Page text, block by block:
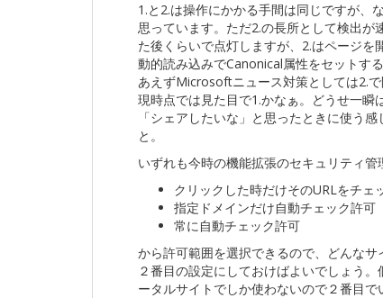
1.と2.は操作にかかる手間は同じですが、
思っています。ただ2.の長所として検出が
た後くらいで点灯しますが、2.はページ
動的読み込みでCanonical属性をセットす
あえずMicrosoftニュース対策としては2.
現時点では見た目で1.かなぁ。どうせ一
「シェアしたいな」と思ったときに使う
と。
いずれも今時の機能拡張のセキュリティ管
クリックした時だけそのURLをチェ
指定ドメインだけ自動チェック許可
常に自動チェック許可
から許可範囲を選択できるので、どんな
２番目の設定にしておけばよいでしょう
ータルサイトでしか使わないので２番目で